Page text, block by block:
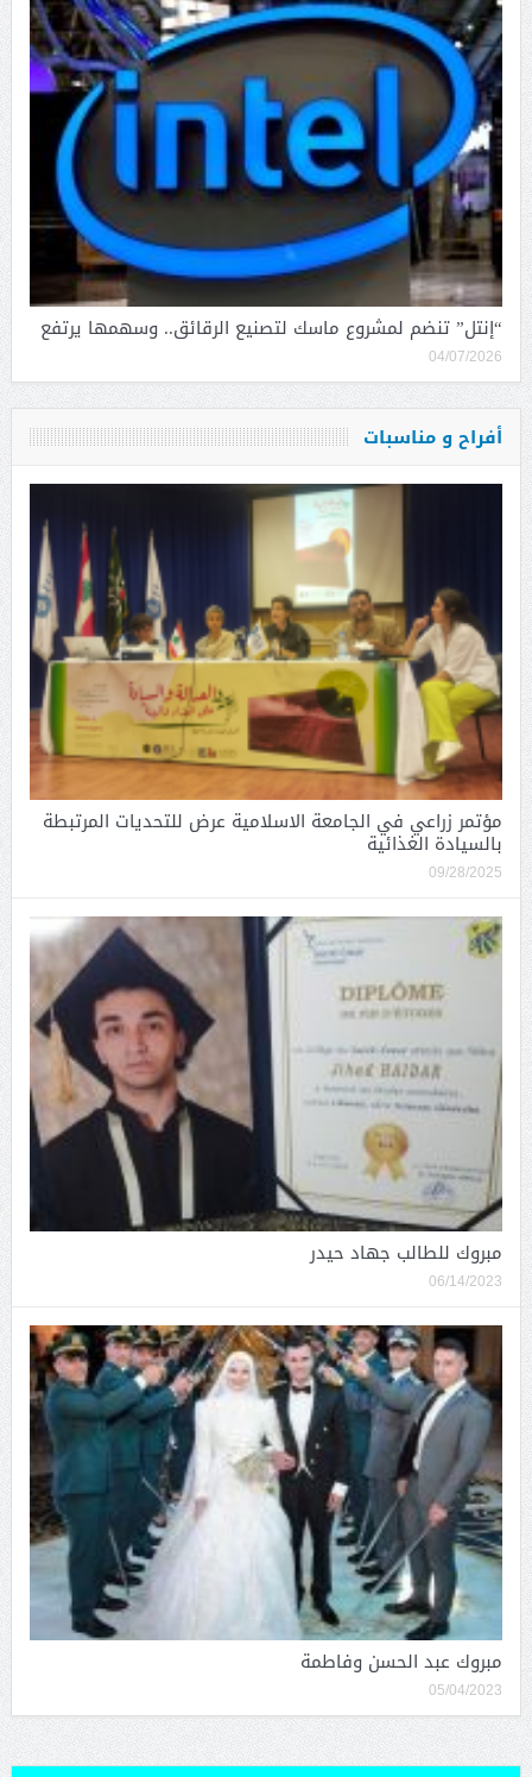
“إنتل” تنضم لمشروع ماسك لتصنيع الرقائق.. وسهمها يرتفع
04/07/2026
أفراح و مناسبات
مؤتمر زراعي في الجامعة الاسلامية عرض للتحديات المرتبطة
بالسيادة الغذائية
09/28/2025
مبروك للطالب جهاد حيدر
06/14/2023
مبروك عبد الحسن وفاطمة
05/04/2023